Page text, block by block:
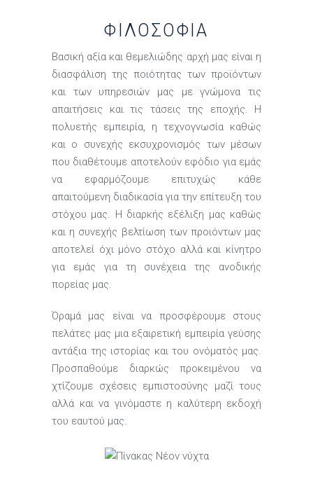
ΦΙΛΟΣΟΦΊΑ
Βασική αξία και θεμελιώδης αρχή μας είναι η
διασφάλιση της ποιότητας των προϊόντων
και των υπηρεσιών μας με γνώμονα τις
απαιτήσεις και τις τάσεις της εποχής. Η
πολυετής εμπειρία, η τεχνογνωσία καθώς
και ο συνεχής εκσυχρονισμός των μέσων
που διαθέτουμε αποτελούν εφόδιο για εμάς
να εφαρμόζουμε επιτυχώς κάθε
απαιτούμενη διαδικασία για την επίτευξη του
στόχου μας. Η διαρκής εξέλιξη μας καθώς
και η συνεχής βελτίωση των προιόντων μας
αποτελεί όχι μόνο στόχο αλλά και κίνητρο
για εμάς για τη συνέχεια της ανοδικής
πορείας μας.
Όραμά μας είναι να προσφέρουμε στους
πελάτες μας μια εξαιρετική εμπειρία γεύσης
αντάξια της ιστορίας και του ονόματός μας.
Προσπαθούμε διαρκώς προκειμένου να
χτίζουμε σχέσεις εμπιστοσύνης μαζί τους
αλλά και να γινόμαστε η καλύτερη εκδοχή
του εαυτού μας.